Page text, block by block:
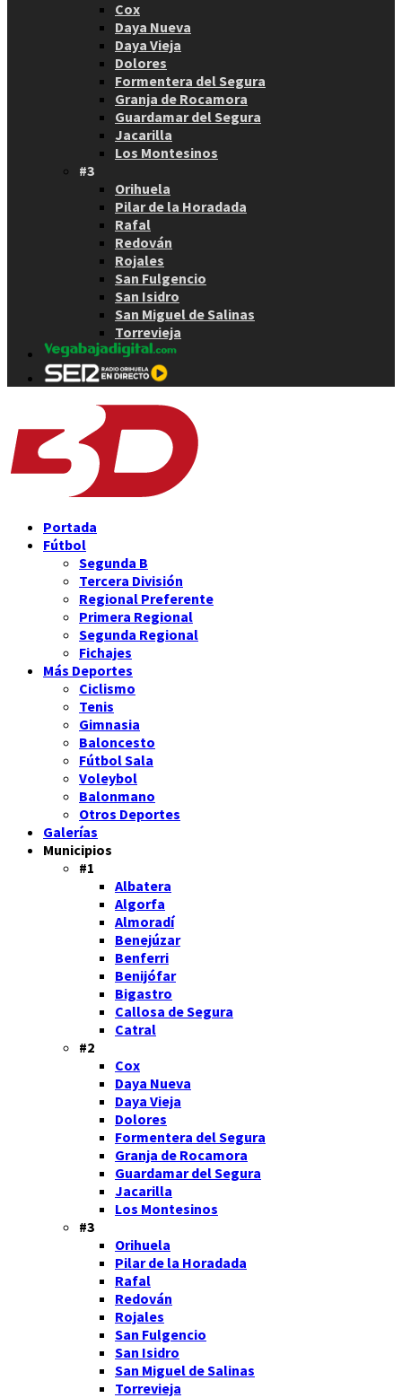
Cox
Daya Nueva
Daya Vieja
Dolores
Formentera del Segura
Granja de Rocamora
Guardamar del Segura
Jacarilla
Los Montesinos
#3
Orihuela
Pilar de la Horadada
Rafal
Redován
Rojales
San Fulgencio
San Isidro
San Miguel de Salinas
Torrevieja
Portada
Fútbol
Segunda B
Tercera División
Regional Preferente
Primera Regional
Segunda Regional
Fichajes
Más Deportes
Ciclismo
Tenis
Gimnasia
Baloncesto
Fútbol Sala
Voleybol
Balonmano
Otros Deportes
Galerías
Municipios
#1
Albatera
Algorfa
Almoradí
Benejúzar
Benferri
Benijófar
Bigastro
Callosa de Segura
Catral
#2
Cox
Daya Nueva
Daya Vieja
Dolores
Formentera del Segura
Granja de Rocamora
Guardamar del Segura
Jacarilla
Los Montesinos
#3
Orihuela
Pilar de la Horadada
Rafal
Redován
Rojales
San Fulgencio
San Isidro
San Miguel de Salinas
Torrevieja